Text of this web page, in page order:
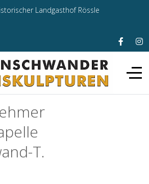
Landgasthof Rössle
T.